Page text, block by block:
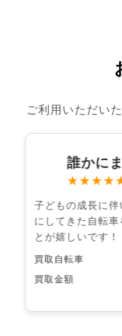
ご利用いただい
誰かに
子どもの成長に
にしてきた自転
とが嬉しいです！
買取自転車
買取金額